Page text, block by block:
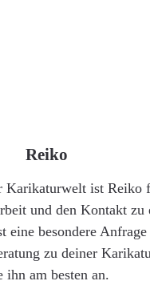
Reiko
Karikaturwelt ist Reiko
und den Kontakt zu
eine besondere
zu deiner
ihn am besten an.